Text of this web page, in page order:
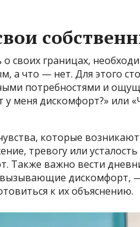
своих границах,
а что — нет. Для этого
потребностями и
меня дискомфорт?» или
которые возникают
тревогу или
Также важно вести
дискомфорт,
к их объяснению.